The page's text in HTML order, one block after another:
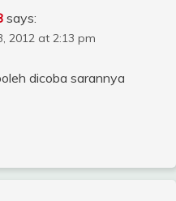
says:
2012 at 2:13 pm
dicoba sarannya